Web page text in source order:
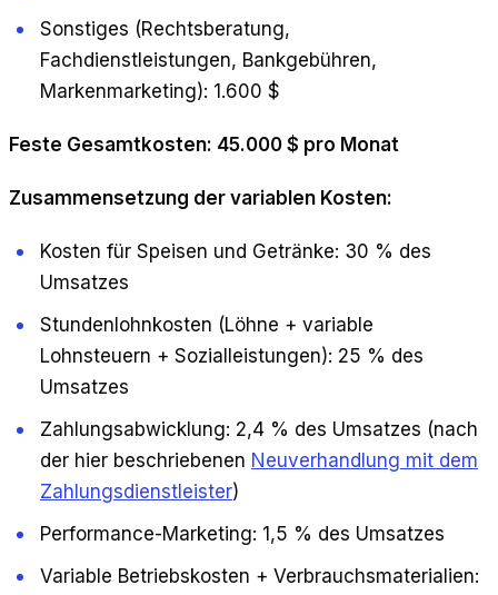
Sonstiges (Rechtsberatung,
Fachdienstleistungen, Bankgebühren,
Markenmarketing): 1.600 $
Feste Gesamtkosten: 45.000 $ pro Monat
Zusammensetzung der variablen Kosten:
Kosten für Speisen und Getränke: 30 % des
Umsatzes
Stundenlohnkosten (Löhne + variable
Lohnsteuern + Sozialleistungen): 25 % des
Umsatzes
Zahlungsabwicklung: 2,4 % des Umsatzes (nach
der hier beschriebenen Neuverhandlung mit dem
Zahlungsdienstleister)
Performance-Marketing: 1,5 % des Umsatzes
Variable Betriebskosten + Verbrauchsmaterialien: